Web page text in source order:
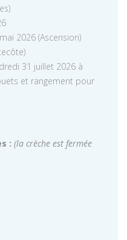
2026 (Ascension)
31 juillet 2026 à
et rangement pour
: (la crèche est fermée